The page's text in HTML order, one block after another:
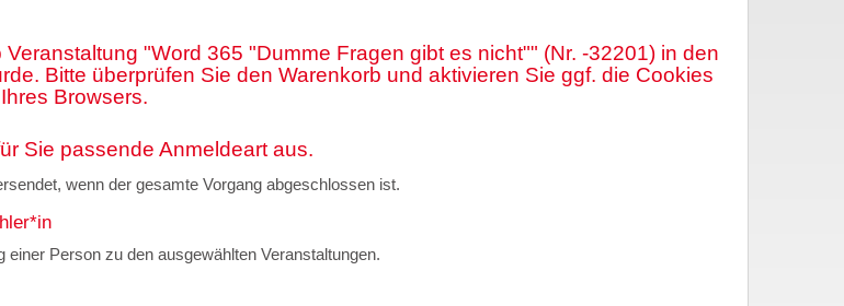
Veranstaltung "Word 365 "Dumme Fragen gibt es nicht"" (Nr. -32201) in den
Bitte überprüfen Sie den Warenkorb und aktivieren Sie ggf. die Cookies
Browsers.
Sie passende Anmeldeart aus.
wenn der gesamte Vorgang abgeschlossen ist.
einer Person zu den ausgewählten Veranstaltungen.